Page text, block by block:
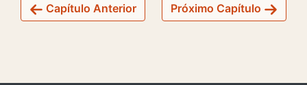
Capítulo Anterior Próximo Capítulo